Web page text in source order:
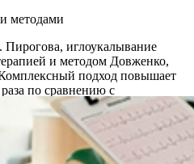
методами
иглоукалывание
и методом Довженко,
подход повышает
по сравнению с